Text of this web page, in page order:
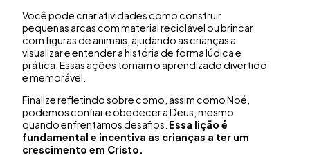
Você pode criar atividades como construir
pequenas arcas com material reciclável ou brincar
com figuras de animais, ajudando as crianças a
visualizar e entender a história de forma lúdica e
prática. Essas ações tornam o aprendizado divertido
e memorável.
Finalize refletindo sobre como, assim como Noé,
podemos confiar e obedecer a Deus, mesmo
quando enfrentamos desafios. Essa lição é
fundamental e incentiva as crianças a ter um
crescimento em Cristo.